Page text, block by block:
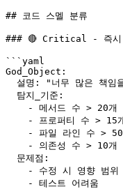
## 코드 스멜 분류
### 🔴 Critical - 즉시
```yaml
God_Object:
설명: "너무 많은 책임
  탐지_기준:
    - 메서드 수 > 20개
- 프로퍼티 수 > 15
- 파일 라인 수 >
    - 의존성 수 > 10개
  문제점:
- 수정 시 영향 범위
    - 테스트 어려움